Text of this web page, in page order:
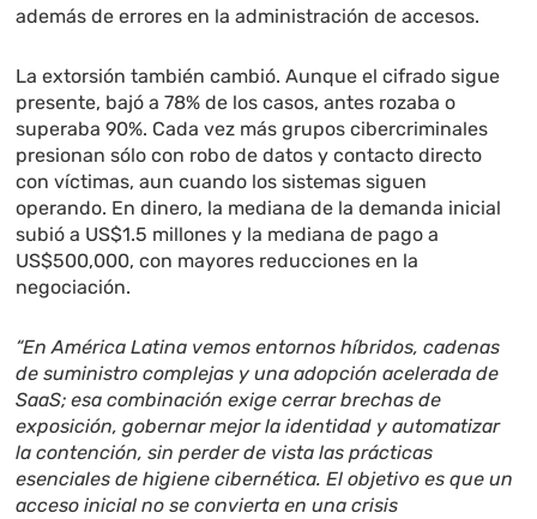
además de errores en la administración de accesos.
La extorsión también cambió. Aunque el cifrado sigue
presente, bajó a 78% de los casos, antes rozaba o
superaba 90%. Cada vez más grupos cibercriminales
presionan sólo con robo de datos y contacto directo
con víctimas, aun cuando los sistemas siguen
operando. En dinero, la mediana de la demanda inicial
subió a US$1.5 millones y la mediana de pago a
US$500,000, con mayores reducciones en la
negociación.
“En América Latina vemos entornos híbridos, cadenas
de suministro complejas y una adopción acelerada de
SaaS; esa combinación exige cerrar brechas de
exposición, gobernar mejor la identidad y automatizar
la contención, sin perder de vista las prácticas
esenciales de higiene cibernética. El objetivo es que un
acceso inicial no se convierta en una crisis